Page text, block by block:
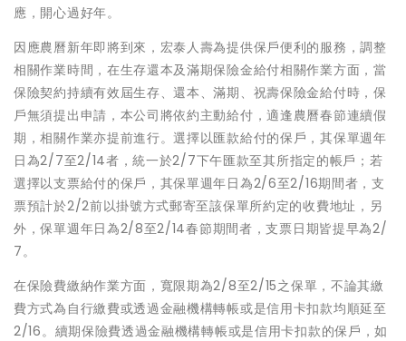
應，開心過好年。
因應農曆新年即將到來，宏泰人壽為提供保戶便利的服務，調整
相關作業時間，在生存還本及滿期保險金給付相關作業方面，當
保險契約持續有效屆生存、還本、滿期、祝壽保險金給付時，保
戶無須提出申請，本公司將依約主動給付，適逢農曆春節連續假
期，相關作業亦提前進行。選擇以匯款給付的保戶，其保單週年
日為2/7至2/14者，統一於2/7下午匯款至其所指定的帳戶；若
選擇以支票給付的保戶，其保單週年日為2/6至2/16期間者，支
票預計於2/2前以掛號方式郵寄至該保單所約定的收費地址，另
外，保單週年日為2/8至2/14春節期間者，支票日期皆提早為2/
7。
在保險費繳納作業方面，寬限期為2/8至2/15之保單，不論其繳
費方式為自行繳費或透過金融機構轉帳或是信用卡扣款均順延至
2/16。續期保險費透過金融機構轉帳或是信用卡扣款的保戶，如